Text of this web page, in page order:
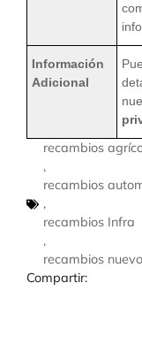
Información
Adicional
recambios
,
recambios
,
recambios Infra
,
recambios
Compartir: